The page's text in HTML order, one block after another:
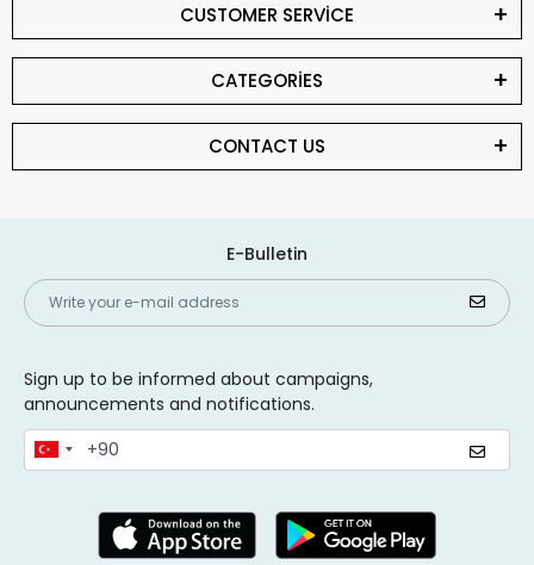
CUSTOMER SERVİCE
CATEGORİES
CONTACT US
E-Bulletin
Sign up to be informed about campaigns,
announcements and notifications.